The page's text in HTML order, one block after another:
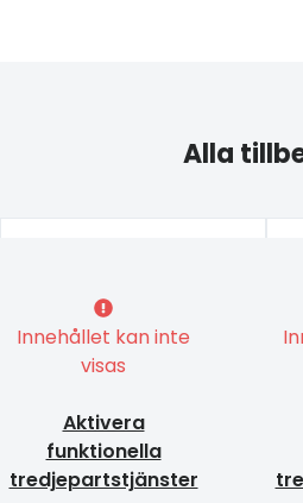
Alla
Innehållet kan inte
visas
Aktivera
funktionella
tredjepartstjänster